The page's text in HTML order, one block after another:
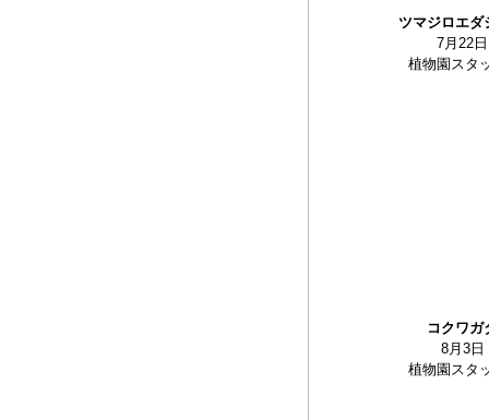
ツマジロエダ
7月22日
植物園スタ
コクワガ
8月3日
植物園スタ